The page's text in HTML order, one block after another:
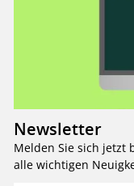
Newsletter
Melden Sie sich jetzt
alle wichtigen